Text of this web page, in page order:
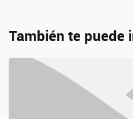
También te puede